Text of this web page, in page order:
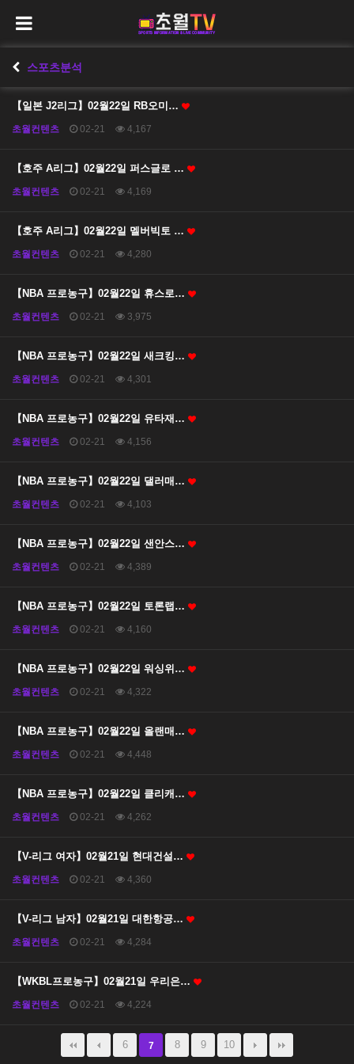
스포츠분석
【일본 J2리그】02월22일 RB오미…
초월컨텐츠 02-21 4,167
【호주 A리그】02월22일 퍼스글로 …
초월컨텐츠 02-21 4,169
【호주 A리그】02월22일 멜버빅토 …
초월컨텐츠 02-21 4,280
【NBA 프로농구】02월22일 휴스로…
초월컨텐츠 02-21 3,975
【NBA 프로농구】02월22일 새크킹…
초월컨텐츠 02-21 4,301
【NBA 프로농구】02월22일 유타재…
초월컨텐츠 02-21 4,156
【NBA 프로농구】02월22일 댈러매…
초월컨텐츠 02-21 4,103
【NBA 프로농구】02월22일 샌안스…
초월컨텐츠 02-21 4,389
【NBA 프로농구】02월22일 토론랩…
초월컨텐츠 02-21 4,160
【NBA 프로농구】02월22일 워싱위…
초월컨텐츠 02-21 4,322
【NBA 프로농구】02월22일 올랜매…
초월컨텐츠 02-21 4,448
【NBA 프로농구】02월22일 클리캐…
초월컨텐츠 02-21 4,262
【V-리그 여자】02월21일 현대건설…
초월컨텐츠 02-21 4,360
【V-리그 남자】02월21일 대한항공…
초월컨텐츠 02-21 4,284
【WKBL프로농구】02월21일 우리은…
초월컨텐츠 02-21 4,224
6 7 8 9 10